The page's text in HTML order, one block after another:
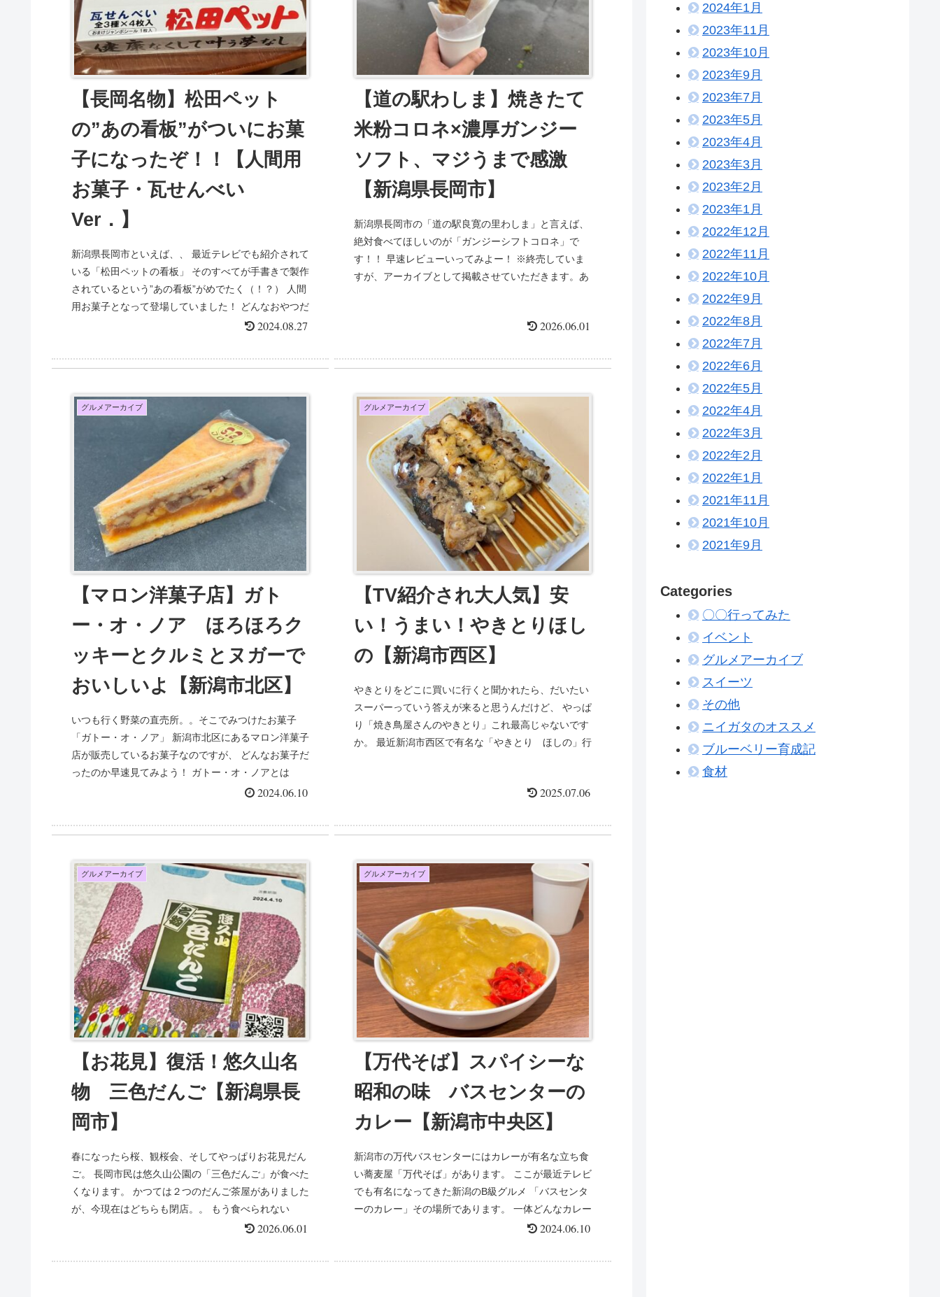
【長岡名物】松田ペット
の”あの看板”がついにお菓
子になったぞ！！【人間用
お菓子・瓦せんべい
Ver．】
新潟県長岡市といえば、、 最近テレビでも紹介されて
いる「松田ペットの看板」 そのすべてが手書きで製作
されているという”あの看板”がめでたく（！？） 人間
用お菓子となって登場していました！ どんなおやつだ
2024.08.27
【道の駅わしま】焼きたて
米粉コロネ×濃厚ガンジー
ソフト、マジうまで感激
【新潟県長岡市】
新潟県長岡市の「道の駅良寛の里わしま」と言えば、
絶対食べてほしいのが「ガンジーシフトコロネ」で
す！！ 早速レビューいってみよー！ ※終売していま
すが、アーカイブとして掲載させていただきます。あ
2026.06.01
グルメアーカイブ
【マロン洋菓子店】ガト
ー・オ・ノア ほろほろク
ッキーとクルミとヌガーで
おいしいよ【新潟市北区】
いつも行く野菜の直売所。。そこでみつけたお菓子
「ガトー・オ・ノア」 新潟市北区にあるマロン洋菓子
店が販売しているお菓子なのですが、 どんなお菓子だ
ったのか早速見てみよう！ ガトー・オ・ノアとは
2024.06.10
グルメアーカイブ
【TV紹介され大人気】安
い！うまい！やきとりほし
の【新潟市西区】
やきとりをどこに買いに行くと聞かれたら、だいたい
スーパーっていう答えが来ると思うんだけど、 やっぱ
り「焼き鳥屋さんのやきとり」これ最高じゃないです
か。 最近新潟市西区で有名な「やきとり ほしの」行
2025.07.06
グルメアーカイブ
【お花見】復活！悠久山名
物 三色だんご【新潟県長
岡市】
春になったら桜、観桜会、そしてやっぱりお花見だん
ご。 長岡市民は悠久山公園の「三色だんご」が食べた
くなります。 かつては２つのだんご茶屋がありました
が、今現在はどちらも閉店。。 もう食べられない
2026.06.01
グルメアーカイブ
【万代そば】スパイシーな
昭和の味 バスセンターの
カレー【新潟市中央区】
新潟市の万代バスセンターにはカレーが有名な立ち食
い蕎麦屋「万代そば」があります。 ここが最近テレビ
でも有名になってきた新潟のB級グルメ 「バスセンタ
ーのカレー」その場所であります。 一体どんなカレー
2024.06.10
2024年1月
2023年11月
2023年10月
2023年9月
2023年7月
2023年5月
2023年4月
2023年3月
2023年2月
2023年1月
2022年12月
2022年11月
2022年10月
2022年9月
2022年8月
2022年7月
2022年6月
2022年5月
2022年4月
2022年3月
2022年2月
2022年1月
2021年11月
2021年10月
2021年9月
Categories
〇〇行ってみた
イベント
グルメアーカイブ
スイーツ
その他
ニイガタのオススメ
ブルーベリー育成記
食材